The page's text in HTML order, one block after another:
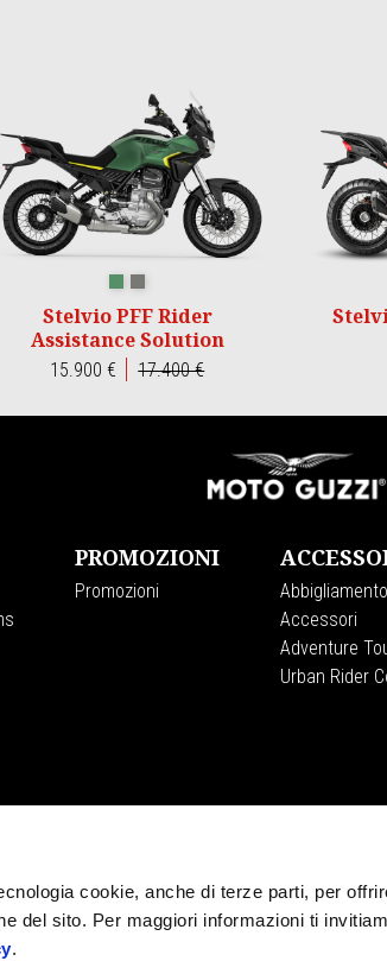
cookie, anche di terze parti, per
del sito. Per maggiori informazioni ti
.
Stelvio PFF Rider
Assistance Solution
15.900 € 17.400 €
PROMOZIONI
Promozioni
Abbigliamento
Accessori
Adventure
Urban Rider
CORPORATE